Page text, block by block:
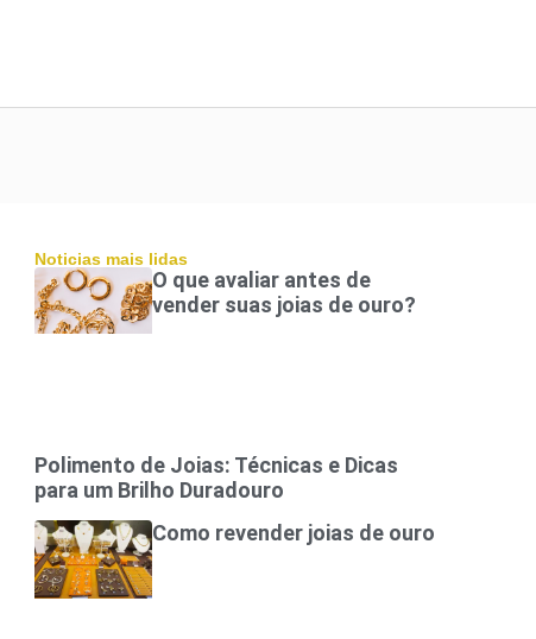
Noticias mais lidas
O que avaliar antes de
vender suas joias de ouro?
Polimento de Joias: Técnicas e Dicas
para um Brilho Duradouro
Como revender joias de ouro